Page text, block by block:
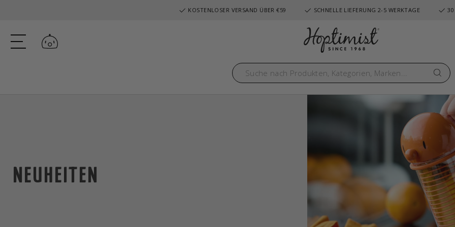
KOSTENLOSER VERSAND ÜBER €59 SCHNELLE LIEFERUNG 2-5 WERKTAGE 30
Einloggen
NEUHEITEN